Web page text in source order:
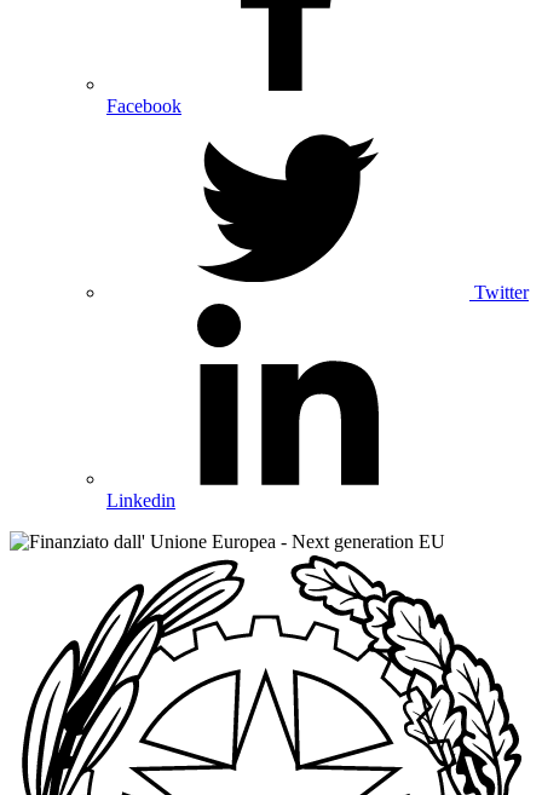
Facebook
Twitter
Linkedin